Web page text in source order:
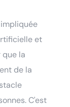
et
la
de la
C'est